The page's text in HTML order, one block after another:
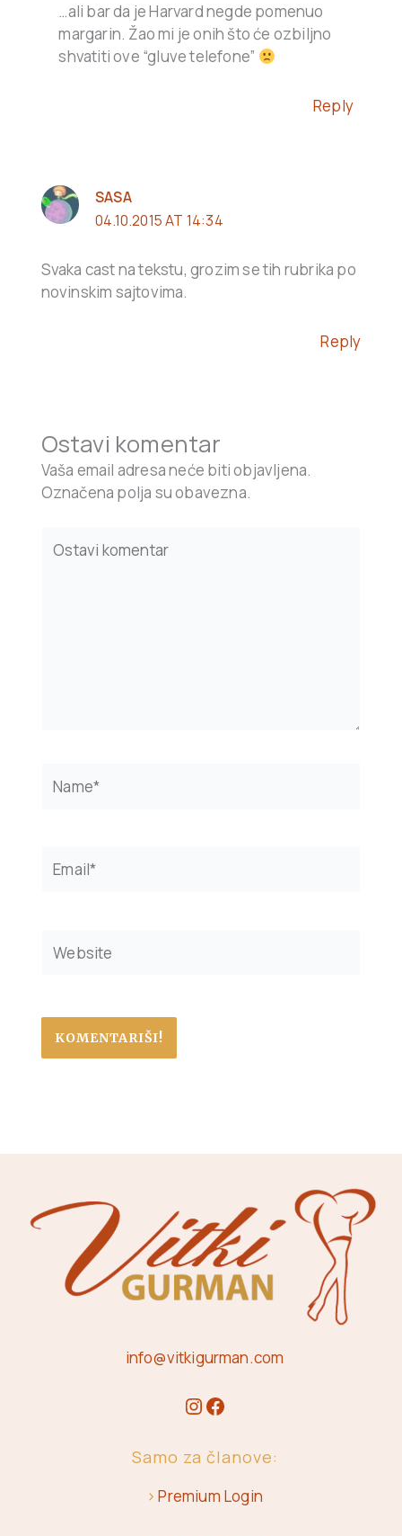
…ali bar da je Harvard negde pomenuo
margarin. Žao mi je onih što će ozbiljno
shvatiti ove “gluve telefone”
Reply
SASA
04.10.2015 AT 14:34
Svaka cast na tekstu, grozim se tih rubrika po
novinskim sajtovima.
Reply
Ostavi komentar
Vaša email adresa neće biti objavljena.
Označena polja su obavezna.
here..
info@vitkigurman.com
Samo za članove:
>Premium Login